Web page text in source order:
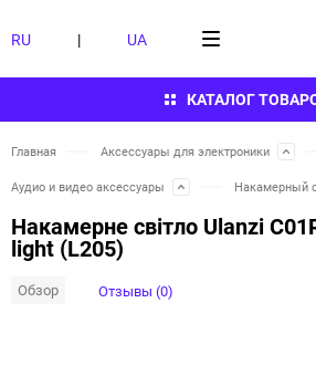
КАТАЛОГ
RU | UA
Главная Аксессуары для электроники
Аудио и видео аксессуары Накамерный
Накамерне світло Ulanzi
light (L205)
Обзор Отзывы (0)